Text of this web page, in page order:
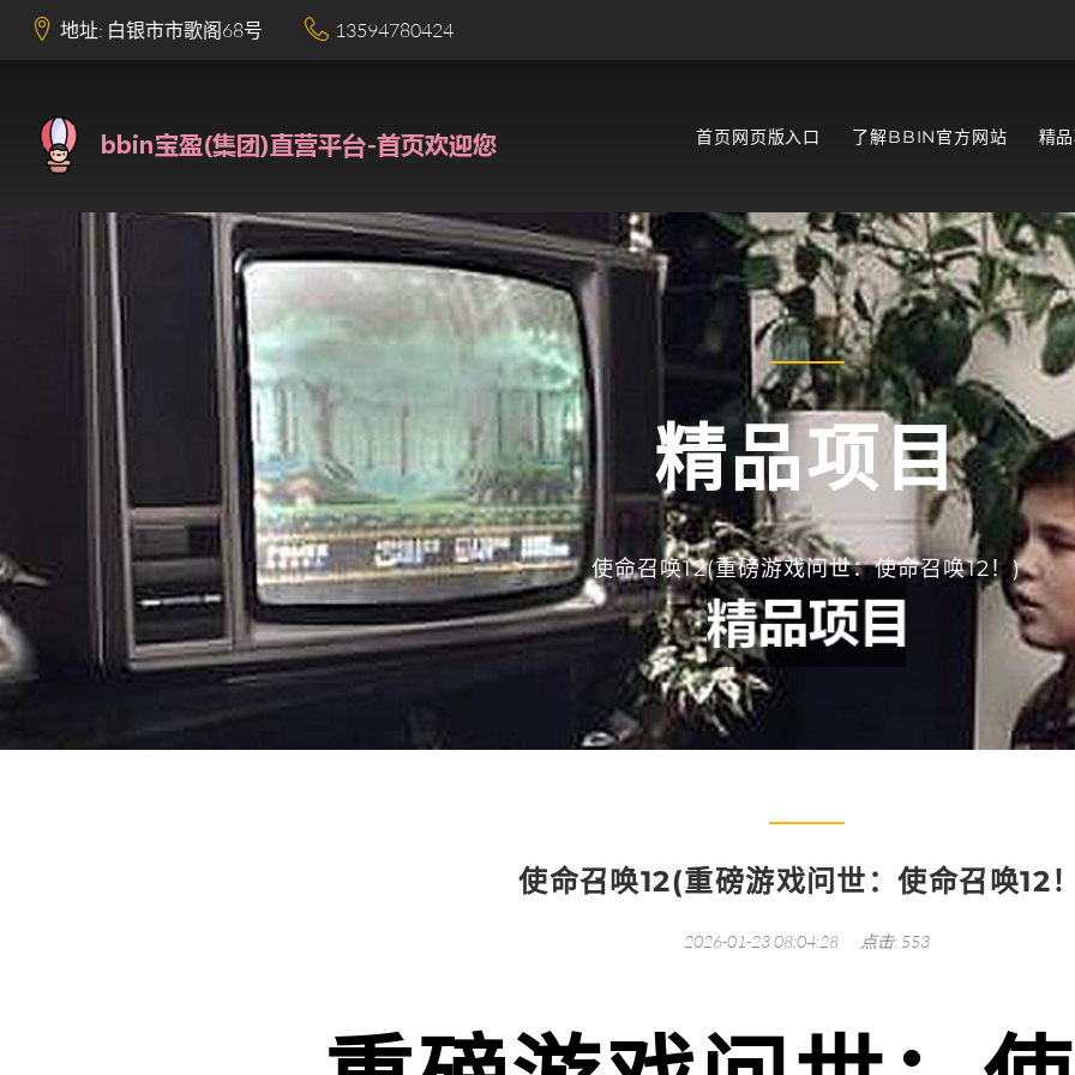
地址: 白银市市歌阁68号 13594780424
首页网页版入口 了解BBIN官方网站 精
精品项目
使命召唤12(重磅游戏问世：使命召唤12！)
使命召唤12(重磅游戏问世：使命召唤12
2026-01-23 08:04:28 点击: 553